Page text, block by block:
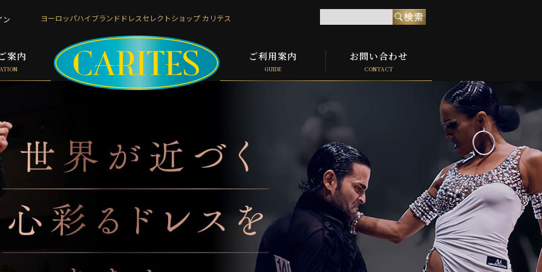
ヨーロッパハイブランド ドレスセレクトショップ カリテス
案内 ご利用案内
GUIDE
お問い合わせ
CONTACT
ン